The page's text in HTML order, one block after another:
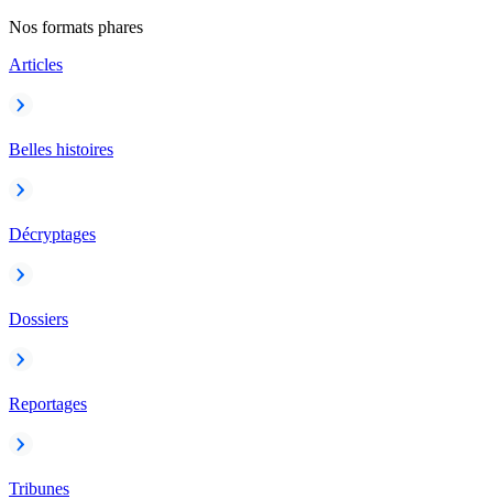
Nos formats phares
Articles
Belles histoires
Décryptages
Dossiers
Reportages
Tribunes